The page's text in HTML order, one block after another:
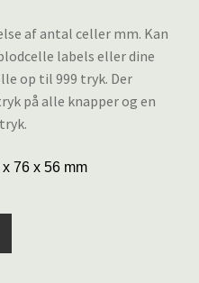
af antal celler mm. Kan
labels eller dine
op til 999 tryk. Der
på alle knapper og en
76 x 56 mm